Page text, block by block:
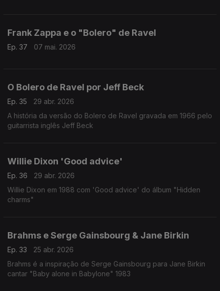
Frank Zappa e o "Bolero" de Ravel
Ep. 37 07 mai. 2026
O Bolero de Ravel por Jeff Beck
Ep. 35
29 abr. 2026
A história da versão do Bolero de Ravel gravada em 1966 pelo
guitarrista inglês Jeff Beck
Willie Dixon 'Good advice'
Ep. 36
29 abr. 2026
Willie Dixon em 1988 com 'Good advice' do álbum "Hidden
charms"
Brahms e Serge Gainsbourg & Jane Birkin
Ep. 33
25 abr. 2026
Brahms é a inspiração de Serge Gainsbourg para Jane Birkin
cantar "Baby alone in Babylone" 1983